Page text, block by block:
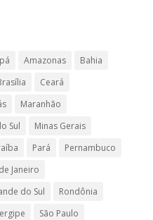
Amazonas
Bahia
Ceará
Maranhão
Sul
Minas Gerais
Pará
Pernambuco
Janeiro
do Sul
Rondônia
São Paulo